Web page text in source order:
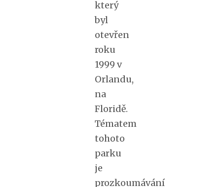
který
byl
otevřen
roku
1999 v
Orlandu,
na
Floridě.
Tématem
tohoto
parku
je
prozkoumávání